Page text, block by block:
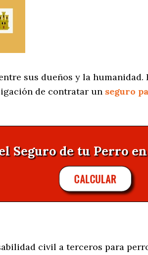
sus dueños y la humanidad.
de contratar un seguro
Seguro de tu Perro
CALCULAR
civil a terceros para